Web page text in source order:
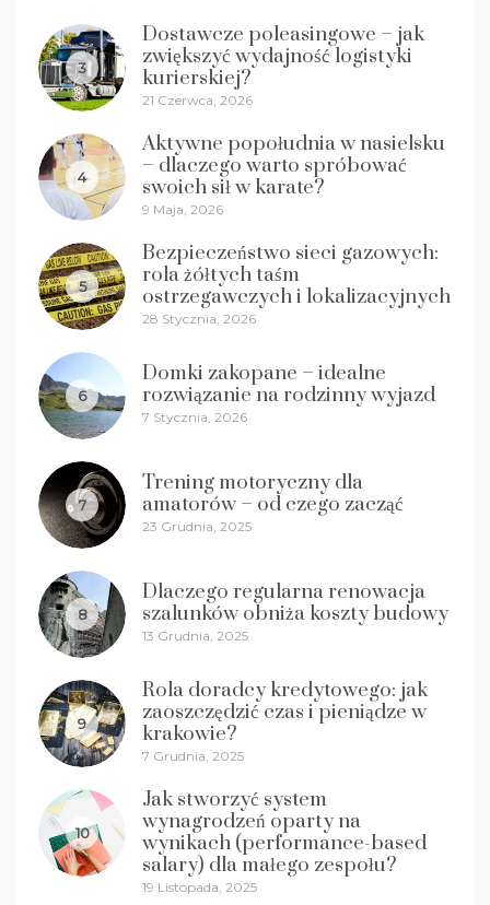
3
Dostawcze poleasingowe – jak
zwiększyć wydajność logistyki
kurierskiej?
21 Czerwca, 2026
4
Aktywne popołudnia w nasielsku
– dlaczego warto spróbować
swoich sił w karate?
9 Maja, 2026
5
Bezpieczeństwo sieci gazowych:
rola żółtych taśm
ostrzegawczych i lokalizacyjnych
28 Stycznia, 2026
6
Domki zakopane – idealne
rozwiązanie na rodzinny wyjazd
7 Stycznia, 2026
7
Trening motoryczny dla
amatorów – od czego zacząć
23 Grudnia, 2025
8
Dlaczego regularna renowacja
szalunków obniża koszty budowy
13 Grudnia, 2025
9
Rola doradcy kredytowego: jak
zaoszczędzić czas i pieniądze w
krakowie?
7 Grudnia, 2025
10
Jak stworzyć system
wynagrodzeń oparty na
wynikach (performance-based
salary) dla małego zespołu?
19 Listopada, 2025